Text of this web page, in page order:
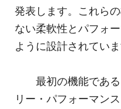
発表します。これら
ない柔軟性とパフォ
ように設計されていま
最初の機能であ
リー・パフォーマン